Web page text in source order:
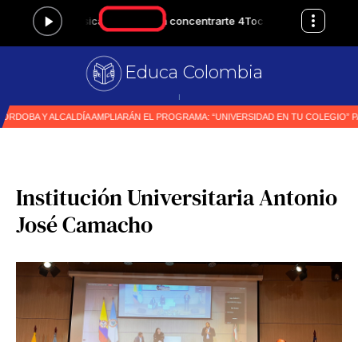
Educa Colombia
Primer medio es
Institución Universitaria Antonio
José Camacho